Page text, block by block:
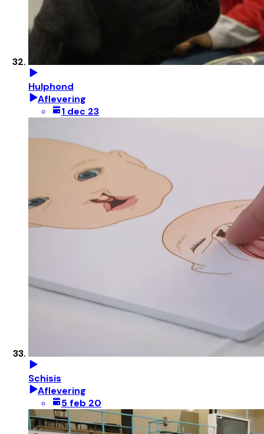
Hulphond
Aflevering
1 dec 23
Schisis
Aflevering
5 feb 20